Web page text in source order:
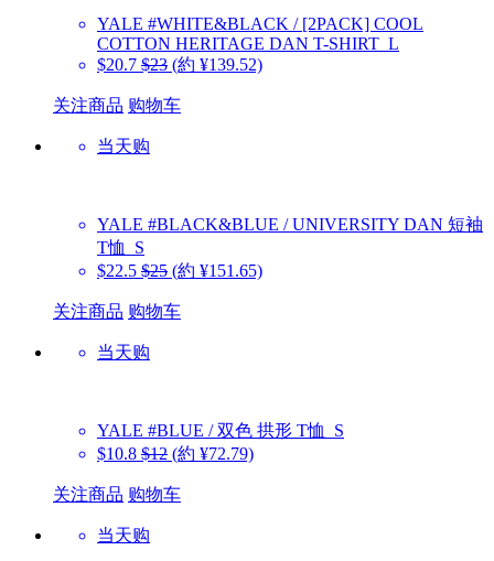
YALE #WHITE&BLACK / [2PACK] COOL
COTTON HERITAGE DAN T-SHIRT_L
$20.7 $23 (約 ¥139.52)
关注商品 购物车
当天购
YALE #BLACK&BLUE / UNIVERSITY DAN 短袖
T恤_S
$22.5 $25 (約 ¥151.65)
关注商品 购物车
当天购
YALE #BLUE / 双色 拱形 T恤_S
$10.8 $12 (約 ¥72.79)
关注商品 购物车
当天购